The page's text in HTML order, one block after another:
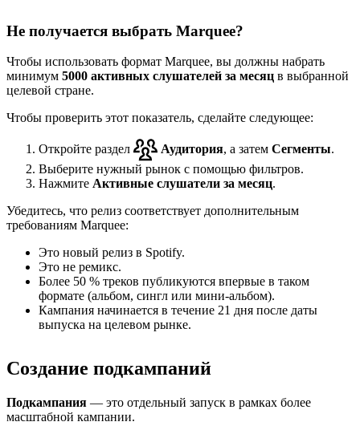
Не получается выбрать Marquee?
Чтобы использовать формат Marquee, вы должны набрать
минимум 5000 активных слушателей за месяц в выбранной
целевой стране.
Чтобы проверить этот показатель, сделайте следующее:
Откройте раздел Аудитория, а затем Сегменты.
Выберите нужный рынок с помощью фильтров.
Нажмите Активные слушатели за месяц.
Убедитесь, что релиз соответствует дополнительным
требованиям Marquee:
Это новый релиз в Spotify.
Это не ремикс.
Более 50 % треков публикуются впервые в таком
формате (альбом, сингл или мини-альбом).
Кампания начинается в течение 21 дня после даты
выпуска на целевом рынке.
Создание подкампаний
Подкампания — это отдельный запуск в рамках более
масштабной кампании.